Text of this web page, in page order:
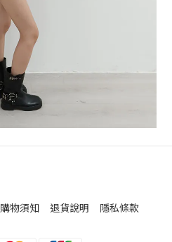
購物須知 退貨說明 隱私條款